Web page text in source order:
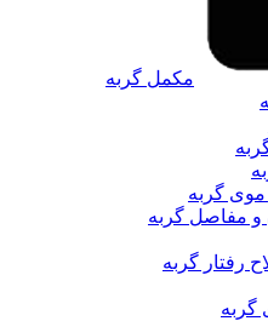
مکمل گربه
گربه
و مفاصل گربه
رفتار گربه
گربه